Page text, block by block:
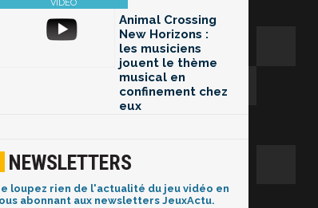
Animal Crossing
New Horizons :
les musiciens
jouent le thème
musical en
confinement chez
eux
NEWSLETTERS
loupez rien de l'actualité du jeu vidéo en
abonnant aux newsletters JeuxActu.